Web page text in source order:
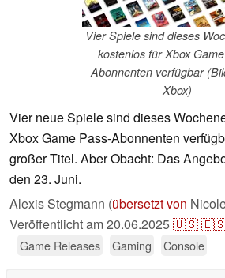
Vier Spiele sind dieses
kostenlos für Xbox
Abonnenten verfügbar
Xbox)
Vier neue Spiele sind dieses
Xbox Game Pass-Abonnenten
großer Titel. Aber Obacht: Das
den 23. Juni.
Alexis Stegmann (übersetzt von
Veröffentlicht am20.06.2025🇺🇸
Game Releases Gaming Console